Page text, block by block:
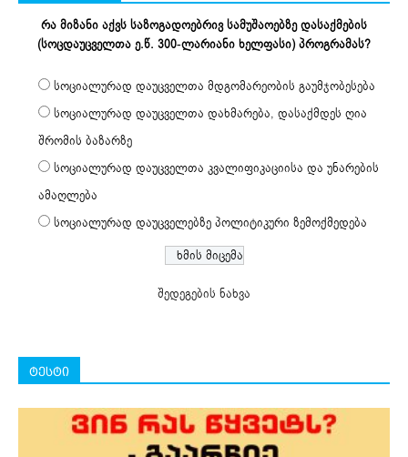
რა მიზანი აქვს საზოგადოებრივ სამუშაოებზე დასაქმების
(სოცდაუცველთა ე.წ. 300-ლარიანი ხელფასი) პროგრამას?
სოციალურად დაუცველთა მდგომარეობის გაუმჯობესება
სოციალურად დაუცველთა დახმარება, დასაქმდეს ღია
შრომის ბაზარზე
სოციალურად დაუცველთა კვალიფიკაციისა და უნარების
ამაღლება
სოციალურად დაუცველებზე პოლიტიკური ზემოქმედება
შედეგების ნახვა
ტესტი